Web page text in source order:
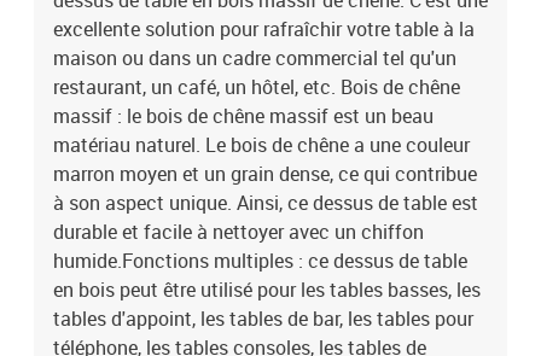
excellente solution pour rafraîchir votre table à la
maison ou dans un cadre commercial tel qu'un
restaurant, un café, un hôtel, etc. Bois de chêne
massif : le bois de chêne massif est un beau
matériau naturel. Le bois de chêne a une couleur
marron moyen et un grain dense, ce qui contribue
à son aspect unique. Ainsi, ce dessus de table est
durable et facile à nettoyer avec un chiffon
humide.Fonctions multiples : ce dessus de table
en bois peut être utilisé pour les tables basses, les
tables d'appoint, les tables de bar, les tables pour
téléphone, les tables consoles, les tables de